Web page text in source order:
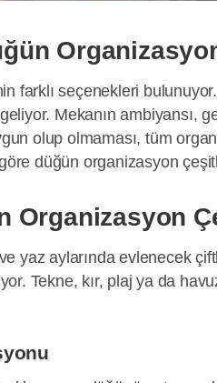
farklı seçenekleri
Mekanın ambiyansı,
olup olmaması, tüm
düğün organizasyon
Organizasyon
yaz aylarında evlenecek
Tekne, kır, plaj ya da